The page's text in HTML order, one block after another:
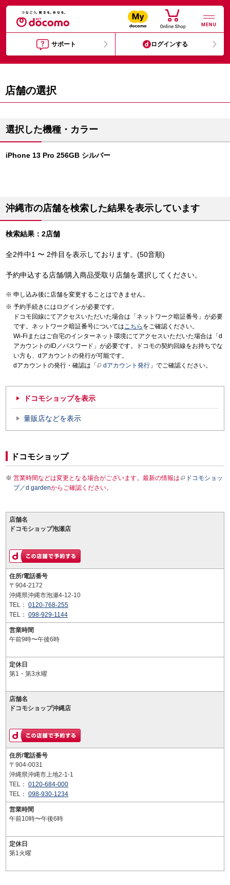
MENU
サポート ログインする
店舗の選択
選択した機種・カラー
iPhone 13 Pro 256GB シルバー
沖縄市の店舗を検索した結果を表示しています
検索結果：2店舗
全2件中1 〜 2件目を表示しております。(50音順)
予約申込する店舗/購入商品受取り店舗を選択してください。
申し込み後に店舗を変更することはできません。
予約手続きにはログインが必要です。
ドコモ回線にてアクセスいただいた場合は「ネットワーク暗証番号」が必要
です。ネットワーク暗証番号についてはこちら をご確認ください。
Wi-Fiまたはご自宅のインターネット環境にてアクセスいただいた場合は「d
アカウントのID／パスワード」が必要です。ドコモの契約回線をお持ちでな
い方も、dアカウントの発行が可能です。
dアカウントの発行・確認は「
dアカウント発行 」でご確認ください。
ドコモショップを表示
量販店などを表示
ドコモショップ
営業時間などは変更となる場合がございます。最新の情報は
ドコモショッ
プ／d gardenからご確認ください。
店舗名
ドコモショップ泡瀬店
住所/電話番号
〒904-2172
沖縄県沖縄市泡瀬4-12-10
TEL： 0120-768-255
TEL： 098-929-1144
営業時間
午前9時〜午後6時
定休日
第1・第3水曜
店舗名
ドコモショップ沖縄店
住所/電話番号
〒904-0031
沖縄県沖縄市上地2-1-1
TEL： 0120-684-000
TEL： 098-930-1234
営業時間
午前10時〜午後6時
定休日
第1火曜